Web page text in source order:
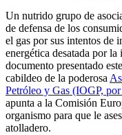
Un nutrido grupo de
de defensa de los
el gas por sus intentos de
energética desatada por
documento presentado
cabildeo de la poderosa
Petróleo y Gas (IOGP,
apunta a la Comisión
organismo para que le
atolladero.